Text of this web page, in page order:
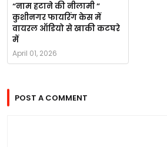
“नाम हटाने की नीलामी ”
कुशीनगर फायरिंग केस में
वायरल ऑडियो से खाकी कटघरे
में
April 01, 2026
POST A COMMENT